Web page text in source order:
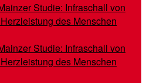
Studie: Infraschall von
des Menschen
Studie: Infraschall von
des Menschen